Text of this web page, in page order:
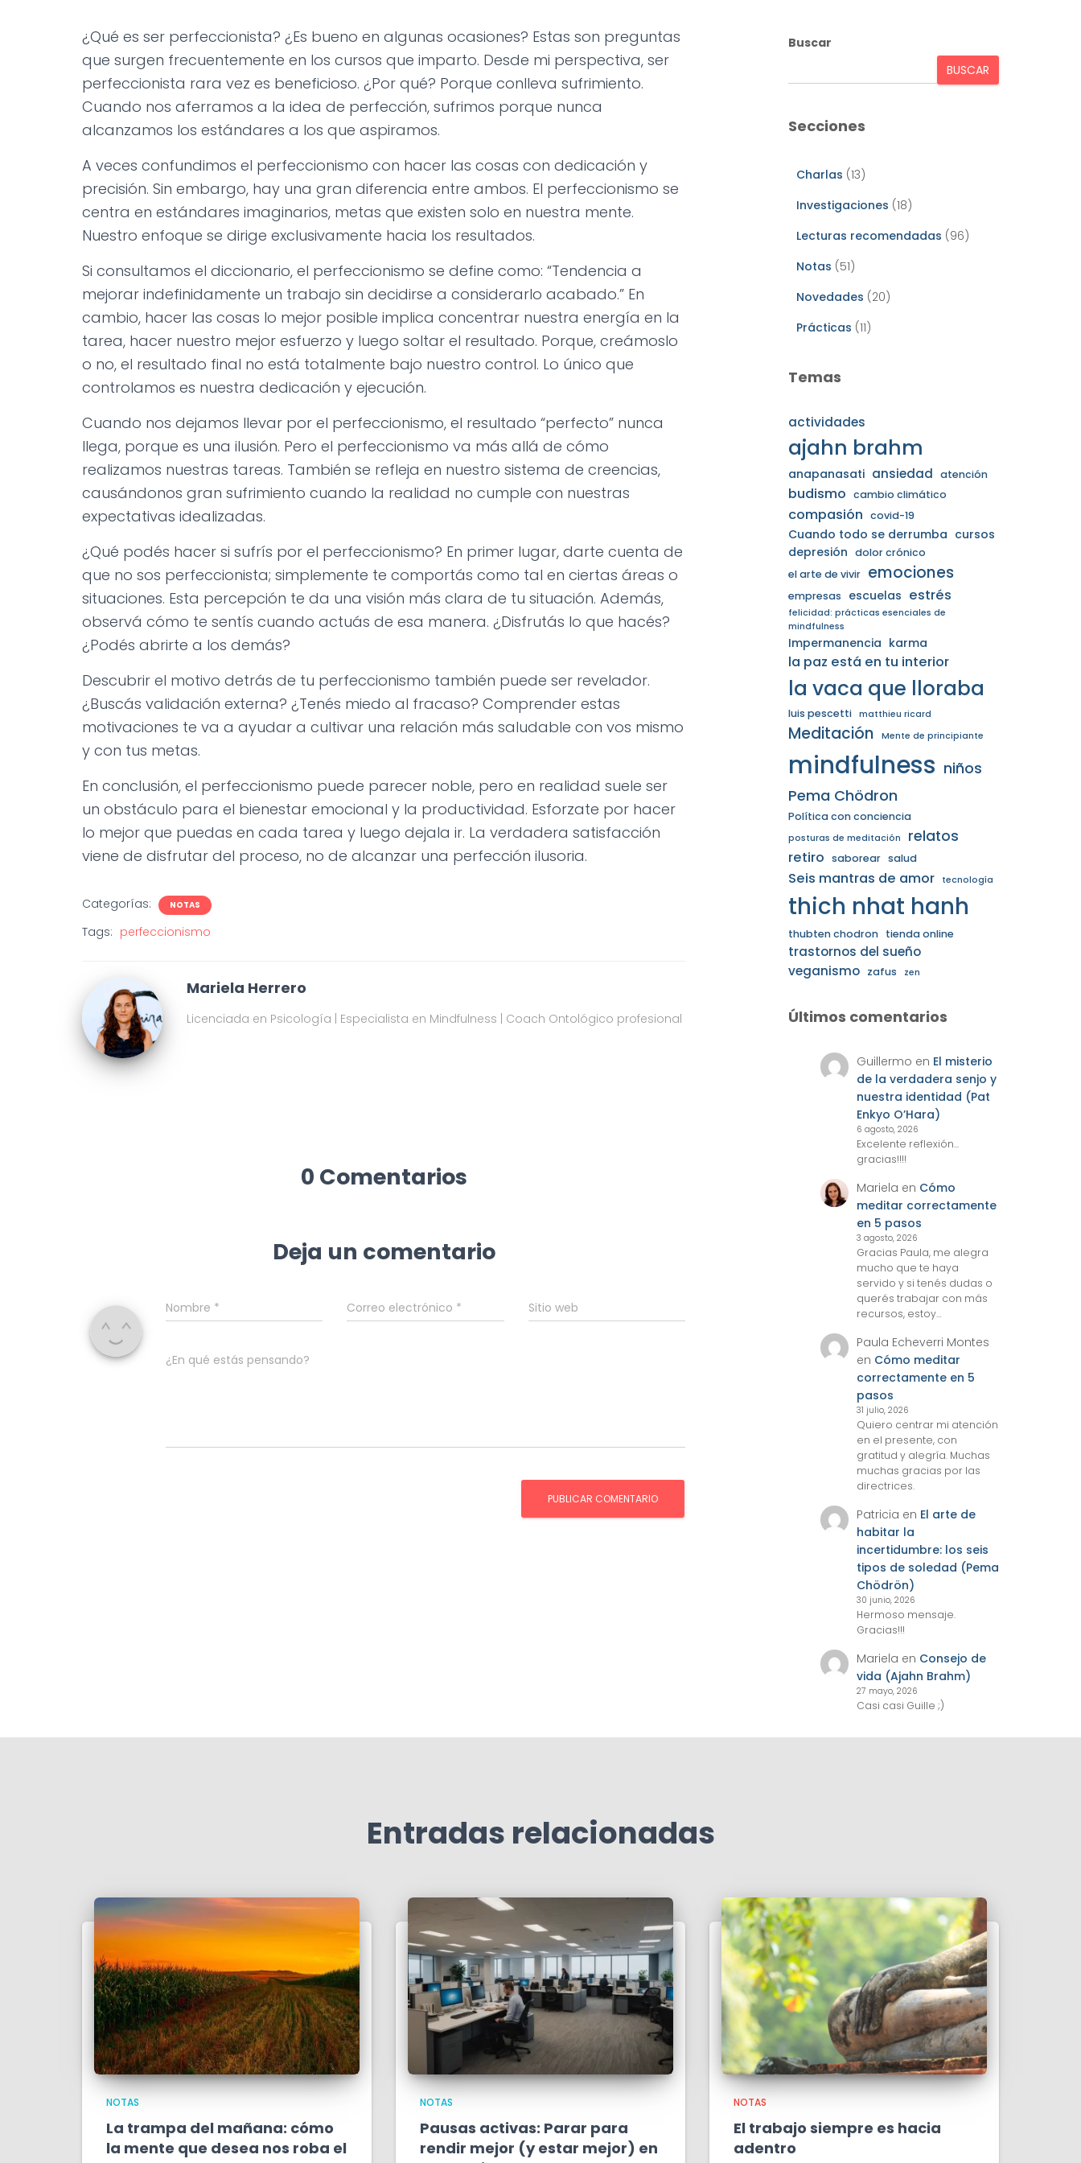
¿Qué es ser perfeccionista? ¿Es bueno en algunas ocasiones? Estas son preguntas
que surgen frecuentemente en los cursos que imparto. Desde mi perspectiva, ser
perfeccionista rara vez es beneficioso. ¿Por qué? Porque conlleva sufrimiento.
Cuando nos aferramos a la idea de perfección, sufrimos porque nunca
alcanzamos los estándares a los que aspiramos.
A veces confundimos el perfeccionismo con hacer las cosas con dedicación y
precisión. Sin embargo, hay una gran diferencia entre ambos. El perfeccionismo se
centra en estándares imaginarios, metas que existen solo en nuestra mente.
Nuestro enfoque se dirige exclusivamente hacia los resultados.
Si consultamos el diccionario, el perfeccionismo se define como: “Tendencia a
mejorar indefinidamente un trabajo sin decidirse a considerarlo acabado.” En
cambio, hacer las cosas lo mejor posible implica concentrar nuestra energía en la
tarea, hacer nuestro mejor esfuerzo y luego soltar el resultado. Porque, creámoslo
o no, el resultado final no está totalmente bajo nuestro control. Lo único que
controlamos es nuestra dedicación y ejecución.
Cuando nos dejamos llevar por el perfeccionismo, el resultado “perfecto” nunca
llega, porque es una ilusión. Pero el perfeccionismo va más allá de cómo
realizamos nuestras tareas. También se refleja en nuestro sistema de creencias,
causándonos gran sufrimiento cuando la realidad no cumple con nuestras
expectativas idealizadas.
¿Qué podés hacer si sufrís por el perfeccionismo? En primer lugar, darte cuenta de
que no sos perfeccionista; simplemente te comportás como tal en ciertas áreas o
situaciones. Esta percepción te da una visión más clara de tu situación. Además,
observá cómo te sentís cuando actuás de esa manera. ¿Disfrutás lo que hacés?
¿Podés abrirte a los demás?
Descubrir el motivo detrás de tu perfeccionismo también puede ser revelador.
¿Buscás validación externa? ¿Tenés miedo al fracaso? Comprender estas
motivaciones te va a ayudar a cultivar una relación más saludable con vos mismo
y con tus metas.
En conclusión, el perfeccionismo puede parecer noble, pero en realidad suele ser
un obstáculo para el bienestar emocional y la productividad. Esforzate por hacer
lo mejor que puedas en cada tarea y luego dejala ir. La verdadera satisfacción
viene de disfrutar del proceso, no de alcanzar una perfección ilusoria.
Categorías: NOTAS
Tags: perfeccionismo
Mariela Herrero
Licenciada en Psicología | Especialista en Mindfulness | Coach Ontológico profesional
0 Comentarios
Deja un comentario
Nombre * Correo electrónico * Sitio web
¿En qué estás pensando?
Buscar
BUSCAR
Secciones
Charlas (13)
Investigaciones (18)
Lecturas recomendadas (96)
Notas (51)
Novedades (20)
Prácticas (11)
Temas
actividades
ajahn brahm
anapanasati ansiedad atención
budismo cambio climático
compasión covid-19
Cuando todo se derrumba cursos
depresión dolor crónico
el arte de vivir
emociones
empresas escuelas estrés
felicidad: prácticas esenciales de
mindfulness
Impermanencia karma
la paz está en tu interior
la vaca que lloraba
luis pescetti matthieu ricard
Meditación Mente de principiante
mindfulness niños
Pema Chödron
Política con conciencia
posturas de meditación relatos
retiro saborear salud
Seis mantras de amor tecnología
thich nhat hanh
thubten chodron tienda online
trastornos del sueño
veganismo
zafus zen
Últimos comentarios
Guillermo en El misterio
de la verdadera senjo y
nuestra identidad (Pat
Enkyo O’Hara)
6 agosto, 2026
Excelente reflexión...
gracias!!!!
Mariela en Cómo
meditar correctamente
en 5 pasos
3 agosto, 2026
Gracias Paula, me alegra
mucho que te haya
servido y si tenés dudas o
querés trabajar con más
recursos, estoy…
Paula Echeverri Montes
en Cómo meditar
correctamente en 5
pasos
31 julio, 2026
Quiero centrar mi atención
en el presente, con
gratitud y alegría. Muchas
muchas gracias por las
directrices.
Patricia en El arte de
habitar la
incertidumbre: los seis
tipos de soledad (Pema
Chödrön)
30 junio, 2026
Hermoso mensaje.
Gracias!!!
Mariela en Consejo de
vida (Ajahn Brahm)
27 mayo, 2026
Casi casi Guille ;)
Entradas relacionadas
NOTAS
La trampa del mañana: cómo
la mente que desea nos roba el
NOTAS
Pausas activas: Parar para
rendir mejor (y estar mejor) en
NOTAS
El trabajo siempre es hacia
adentro